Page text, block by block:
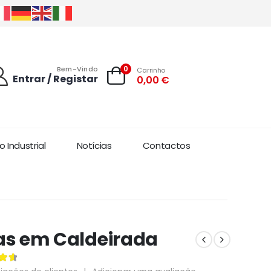
Bem-Vindo
Entrar / Registar
0 Carrinho
0,00 €
Industrial Notícias Contactos
em Caldeirada